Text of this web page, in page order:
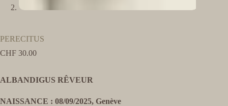
PERECITUS
CHF 30.00
ALBANDIGUS RÊVEUR
NAISSANCE : 08/09/2025, Genève